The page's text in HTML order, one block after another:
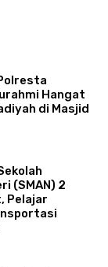
Hangat
di Masjid
(SMAN) 2
Pelajar